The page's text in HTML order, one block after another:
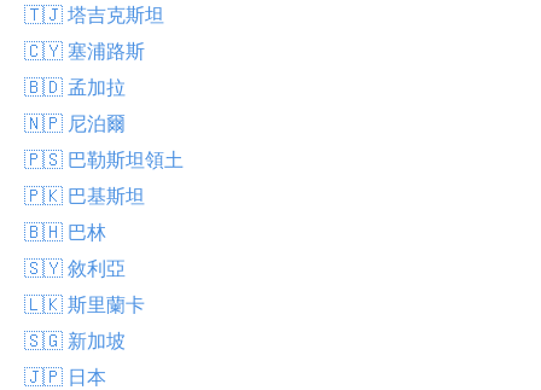
🇹🇯 塔吉克斯坦
🇨🇾 塞浦路斯
🇧🇩 孟加拉
🇳🇵 尼泊爾
🇵🇸 巴勒斯坦領土
🇵🇰 巴基斯坦
🇧🇭 巴林
🇸🇾 敘利亞
🇱🇰 斯里蘭卡
🇸🇬 新加坡
🇯🇵 日本